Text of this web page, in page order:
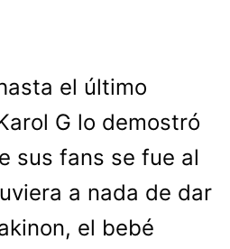
el último
G lo demostró
sus fans se fue al
a nada de dar
el bebé